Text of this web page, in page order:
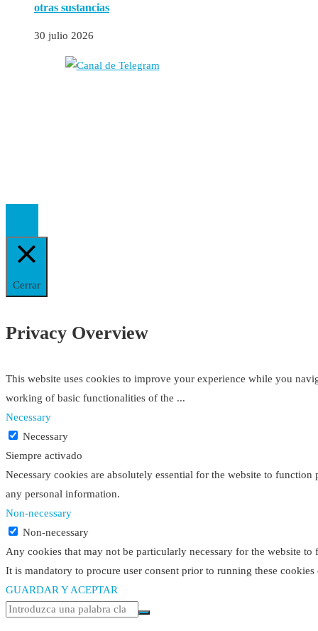
otras sustancias
30 julio 2026
Cerrar
Privacy Overview
This website uses cookies to improve your experience while you
working of basic functionalities of the ...
Necessary
Necessary
Siempre activado
Necessary cookies are absolutely essential for the website to
any personal information.
Non-necessary
Non-necessary
Any cookies that may not be particularly necessary for the website
It is mandatory to procure user consent prior to running these cookies
GUARDAR Y ACEPTAR